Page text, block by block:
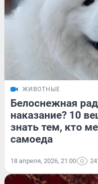
ЖИВОТНЫЕ
Белоснежная
наказание? 10
знать тем, кто
самоеда
18 апреля, 2026, 21:00